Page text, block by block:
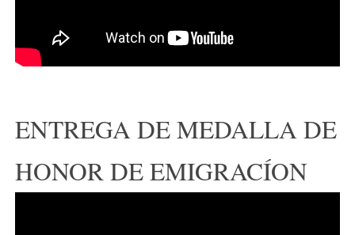
ENTREGA DE MEDALLA DE
HONOR DE EMIGRACÍON